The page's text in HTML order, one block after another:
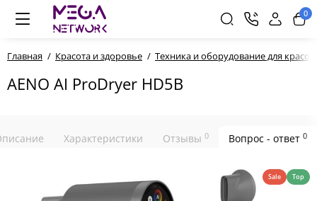
0
Главная Красота и здоровье Техника и оборудование для
AENO AI ProDryer HD5B
Характеристики Отзывы 0 Вопрос - ответ 0
Sale Top